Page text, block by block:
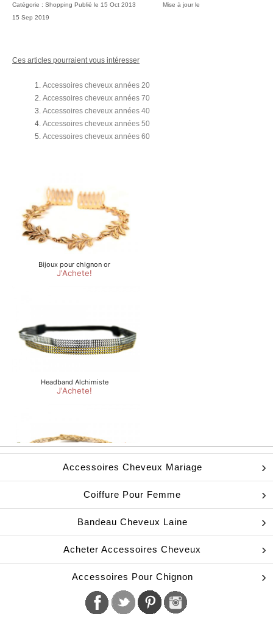
Catégorie : Shopping Publié le 15 Oct 2013
Mise à jour le
15 Sep 2019
Ces articles pourraient vous intéresser
Accessoires cheveux années 20
Accessoires cheveux années 70
Accessoires cheveux années 40
Accessoires cheveux années 50
Accessoires cheveux années 60
Accessoires Cheveux Mariage
Coiffure Pour Femme
Bandeau Cheveux Laine
Acheter Accessoires Cheveux
Accessoires Pour Chignon